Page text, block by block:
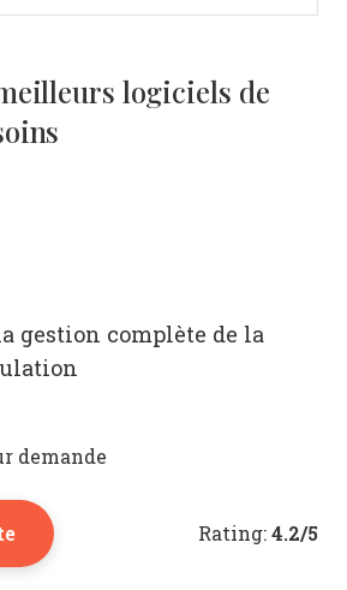
logiciels de
gestion complète de la
demande
Rating:4.2/5